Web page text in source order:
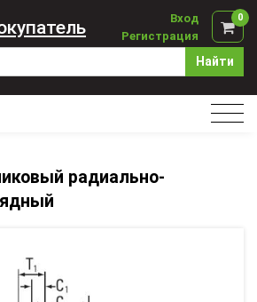
Найти
Вход
Регистрация
0
радиально-